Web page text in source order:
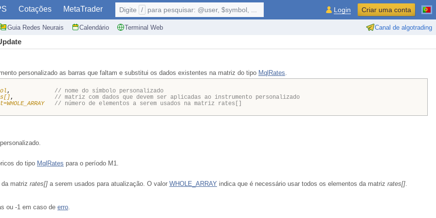
Cotações MetaTrader
Guia Redes Neurais Calendário Terminal Web Canal de algotrading
Digite / para pesquisar: @user, $symbol, ... Login Criar uma conta
personalizado as barras que faltam e substitui os dados existentes na matriz do tipo MqlRates.
, // nome do símbolo personalizado
,
// matriz com dados que devem ser aplicadas ao instrumento personalizado
// número de elementos a serem usados na matriz rates[]
do tipo MqlRates para o período M1.
matriz rates[] a serem usados para atualização. O valor WHOLE_ARRAY indica que é necessário usar todos os elementos da matriz rates[].
ou -1 em caso de erro.